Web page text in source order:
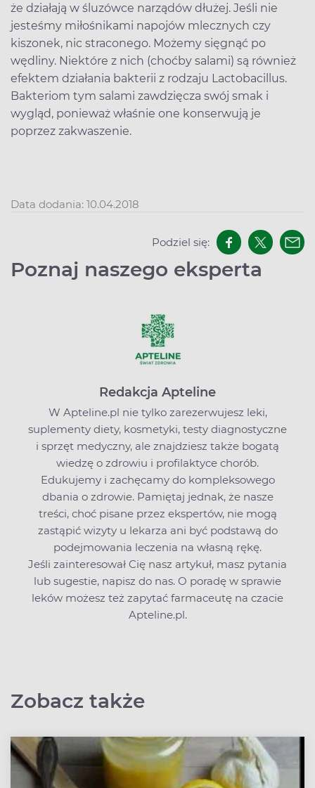
że działają w śluzówce narządów dłużej. Jeśli nie
jesteśmy miłośnikami napojów mlecznych czy
kiszonek, nic straconego. Możemy sięgnąć po
wędliny. Niektóre z nich (choćby salami) są również
efektem działania bakterii z rodzaju Lactobacillus.
Bakteriom tym salami zawdzięcza swój smak i
wygląd, ponieważ właśnie one konserwują je
poprzez zakwaszenie.
Data dodania: 10.04.2018
Podziel się:
Poznaj naszego eksperta
Redakcja Apteline
W Apteline.pl nie tylko zarezerwujesz leki,
suplementy diety, kosmetyki, testy diagnostyczne
i sprzęt medyczny, ale znajdziesz także bogatą
wiedzę o zdrowiu i profilaktyce chorób.
Edukujemy i zachęcamy do kompleksowego
dbania o zdrowie. Pamiętaj jednak, że nasze
treści, choć pisane przez ekspertów, nie mogą
zastąpić wizyty u lekarza ani być podstawą do
podejmowania leczenia na własną rękę.
Jeśli zainteresował Cię nasz artykuł, masz pytania
lub sugestie, napisz do nas. O poradę w sprawie
leków możesz też zapytać farmaceutę na czacie
Apteline.pl.
Zobacz także